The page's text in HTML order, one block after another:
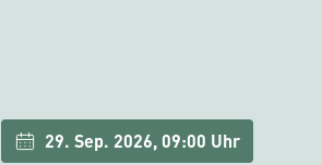
29. Sep. 2026, 09:00 Uhr